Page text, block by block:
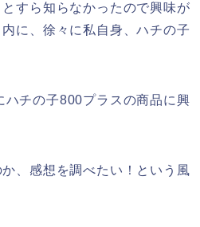
すら知らなかったので興味が
に、徐々に私自身、ハチの子
ハチの子800プラスの商品に興
、感想を調べたい！という風